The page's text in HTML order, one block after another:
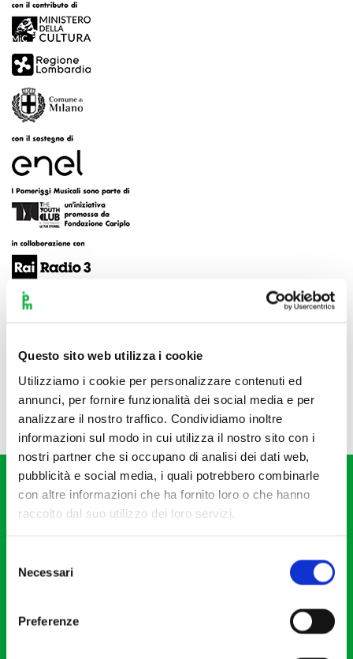
Questo sito web utilizza i cookie
Utilizziamo i cookie per personalizzare contenuti ed
annunci, per fornire funzionalità dei social media e per
analizzare il nostro traffico. Condividiamo inoltre
informazioni sul modo in cui utilizza il nostro sito con i
nostri partner che si occupano di analisi dei dati web,
pubblicità e social media, i quali potrebbero combinarle
con altre informazioni che ha fornito loro o che hanno
raccolto dal suo utilizzo dei loro servizi.
delNecessari
Preferenze
Fondazione I Pomeriggi Musicali
Partita Iva 04410060158